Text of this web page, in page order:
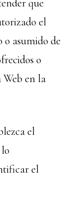
que
el
o asumido de
o
Web en la
el
el